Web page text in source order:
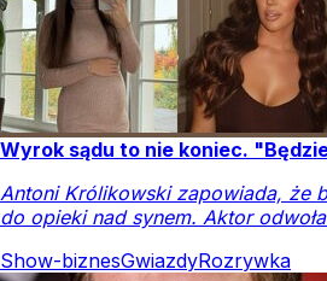
Wyrok sądu to nie koniec.
Antoni Królikowski zapowiada, że
do opieki nad synem. Aktor
Show-biznesGwiazdyRozrywka